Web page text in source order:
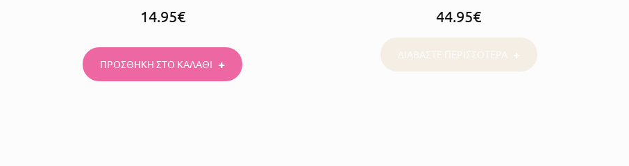
14.95€
ΠΡΟΣΘΗΚΗ ΣΤΟ ΚΑΛΑΘΙ
44.95€
ΔΙΑΒΑΣΤΕ ΠΕΡΙΣΣΟΤΕΡΑ